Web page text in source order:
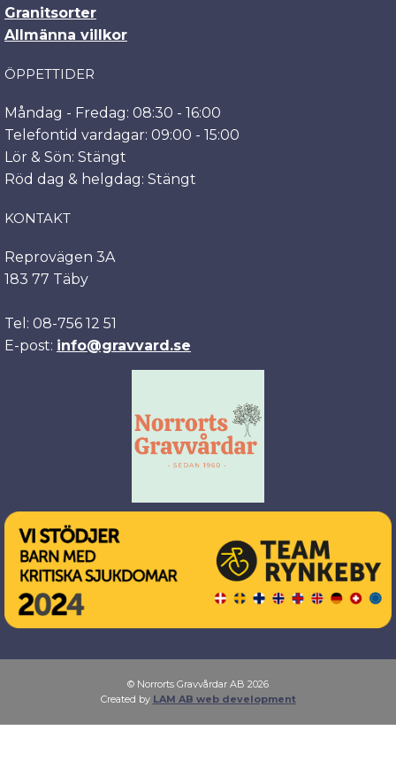
Granitsorter
Allmänna villkor
ÖPPETTIDER
Måndag - Fredag: 08:30 - 16:00
Telefontid vardagar: 09:00 - 15:00
Lör & Sön: Stängt
Röd dag & helgdag: Stängt
KONTAKT
Reprovägen 3A
183 77 Täby
Tel: 08-756 12 51
E-post: info@gravvard.se
© Norrorts Gravvårdar AB 2026
Created by LAM AB web development